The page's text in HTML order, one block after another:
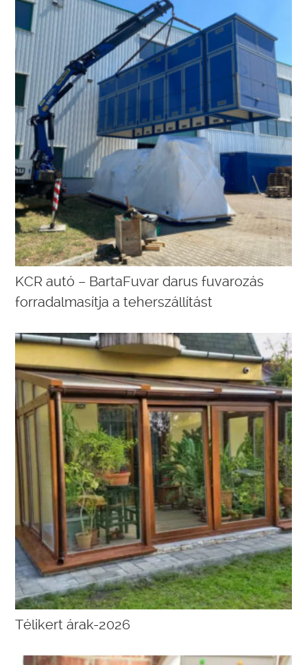
KCR autó – BartaFuvar darus fuvarozás
forradalmasítja a teherszállítást
Télikert árak-2026